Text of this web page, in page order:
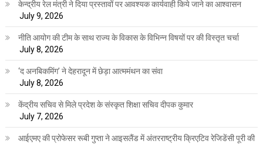
केन्द्रीय रेल मंत्री ने दिया प्रस्तावों पर आवश्यक कार्यवाही किये जाने का आश्वासन
July 9, 2026
नीति आयोग की टीम के साथ राज्य के विकास के विभिन्न विषयों पर की विस्तृत चर्चा
July 8, 2026
‘द अनबिकमिंग’ ने देहरादून में छेड़ा आत्ममंथन का संवा
July 8, 2026
केंद्रीय सचिव से मिले प्रदेश के संस्कृत शिक्षा सचिव दीपक कुमार
July 7, 2026
आईएमए की प्रोफेसर रूबी गुप्ता ने आइसलैंड में अंतरराष्ट्रीय क्रिएटिव रेजिडेंसी पूरी की